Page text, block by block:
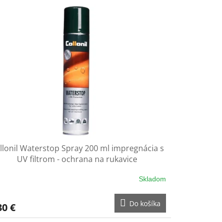
Waterstop Spray 200 ml impregnácia s
UV filtrom - ochrana na rukavice
Skladom
€ Do košíka